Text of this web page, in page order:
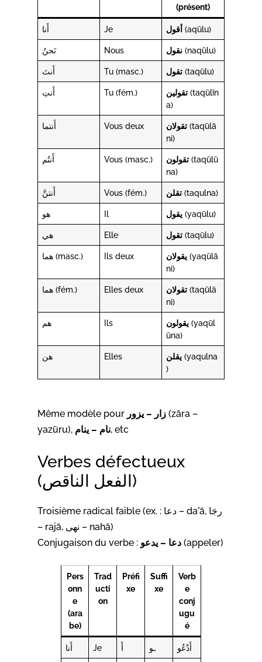
(présent)
أَنا Je أقول (aqūlu)
نَحنُ Nous نقول (naqūlu)
أَنتَ Tu (masc.) تقول (taqūlu)
أَنتِ Tu (fém.) تقولين (taqūlīn
a)
أَنتما Vous deux تقولان (taqūlā
ni)
أَنتُم Vous (masc.) تقولون (taqūlū
na)
أَنتنَّ Vous (fém.) تقلن (taqulna)
هو Il يقول (yaqūlu)
هي Elle تقول (taqūlu)
هما (masc.) Ils deux يقولان (yaqūlā
ni)
هما (fém.) Elles deux تقولان (taqūlā
ni)
هم Ils يقولون (yaqūl
ūna)
هن Elles يقلن (yaqulna
)
Même modèle pour زار – يزور (zāra –
yazūru), نام – ينام, etc
Verbes défectueux
(الفعل الناقص)
Troisième radical faible (ex. : دعا – daʿā, رجَا
– rajā, نهى – nahā)
Conjugaison du verbe : دعا – يدعو (appeler)
Pers
onn
e
(ara
be)
Trad
ucti
on
Préfi
xe
Suffi
xe
Verb
e
conj
ugu
é
أَنا Je أَ ـو أَدْعُو